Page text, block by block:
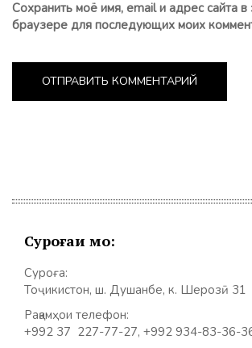
Сохранить моё имя, email и адрес сайта в
браузере для последующих моих
Суроғаи мо:
Суроға:
Тоҷикистон, ш. Душанбе, к. Шерозӣ 31
Рақамҳои телефон:
+992 37 227-77-27, +992 934-83-36-